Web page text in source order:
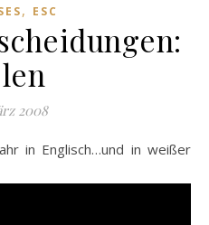
, ESC
2008